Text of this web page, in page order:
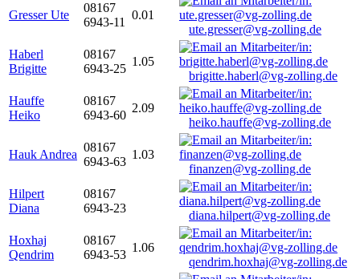
Gresser Ute
08167
6943-11
0.01
ute.gresser@vg-zolling.de
Haberl
Brigitte
08167
6943-25
1.05
brigitte.haberl@vg-zolling.de
Hauffe
Heiko
08167
6943-60
2.09
heiko.hauffe@vg-zolling.de
Hauk Andrea
08167
6943-63
1.03
finanzen@vg-zolling.de
Hilpert
Diana
08167
6943-23
diana.hilpert@vg-zolling.de
Hoxhaj
Qendrim
08167
6943-53
1.06
qendrim.hoxhaj@vg-zolling.de